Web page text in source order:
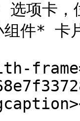
项卡，
件* 卡